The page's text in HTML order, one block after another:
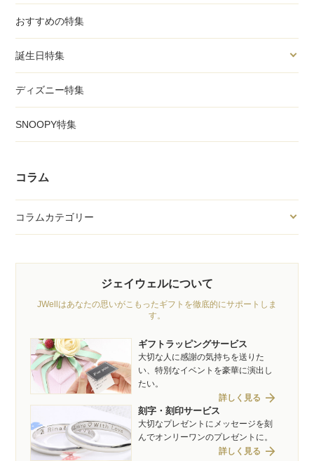
おすすめの特集
誕生日特集
ディズニー特集
SNOOPY特集
コラム
コラムカテゴリー
ジェイウェルについて
JWellはあなたの思いがこもったギフトを徹底的にサポートしま
す。
ギフトラッピングサービス
大切な人に感謝の気持ちを送りた
い、特別なイベントを豪華に演出し
たい。
詳しく見る arrow_forward
刻字・刻印サービス
大切なプレゼントにメッセージを刻
んでオンリーワンのプレゼントに。
詳しく見る arrow_forward